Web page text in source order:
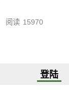
阅读 15970
登陆